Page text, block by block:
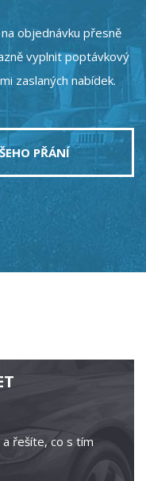
objednávku přesně
vyplnit poptávkový
zaslaných nabídek.
PŘÁNÍ
řešíte, co s tím